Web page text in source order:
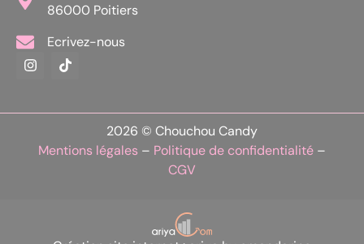
86000 Poitiers
Ecrivez-nous
2026 © Chouchou Candy
Mentions légales – Politique de confidentialité –
CGV